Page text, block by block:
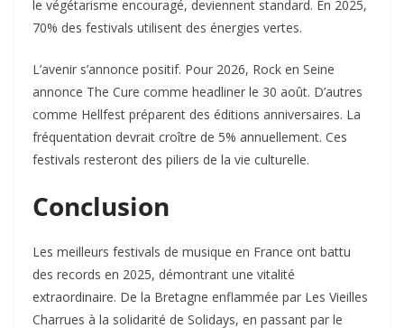
le végétarisme encouragé, deviennent standard. En 2025,
70% des festivals utilisent des énergies vertes.​
L’avenir s’annonce positif. Pour 2026, Rock en Seine
annonce The Cure comme headliner le 30 août. D’autres
comme Hellfest préparent des éditions anniversaires. La
fréquentation devrait croître de 5% annuellement. Ces
festivals resteront des piliers de la vie culturelle.​
Conclusion
Les meilleurs festivals de musique en France ont battu
des records en 2025, démontrant une vitalité
extraordinaire. De la Bretagne enflammée par Les Vieilles
Charrues à la solidarité de Solidays, en passant par le